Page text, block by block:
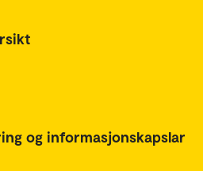
og informasjonskapslar